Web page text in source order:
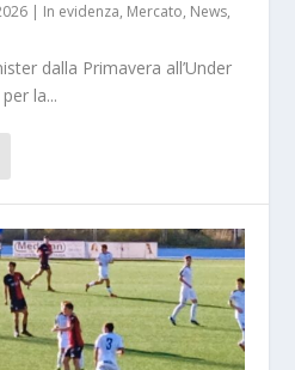
| In evidenza, Mercato, News,
dalla Primavera all’Under
la...